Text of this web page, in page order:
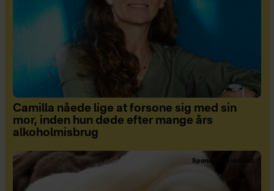
Camilla nåede lige at forsone sig med sin
mor, inden hun døde efter mange års
alkoholmisbrug
Sponsoreret indhold